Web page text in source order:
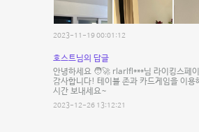
2023-11-19 00:01:12
호스트님의 답글
안녕하세요 🧑‍🚀 rlarlfl***님 라이킹스페
감사합니다! 테이블 존과 카드게임을 이
시간 보내세요~
2023-12-26 13:12:21